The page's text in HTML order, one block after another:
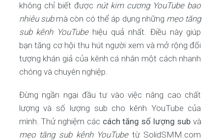
không chỉ biết được nút kim cương YouTube bao
nhiêu submà còn có thể áp dụng những mẹo tăng
sub kênh YouTubehiệu quả nhất. Điều này giúp
bạn tăng cơ hội thu hút người xem và mở rộng đối
tượng khán giả của kênh cá nhân một cách nhanh
chóng và chuyên nghiệp.
Đừng ngần ngại đầu tư vào việc nâng cao chất
lượng và số lượng sub cho kênh YouTube của
mình. Thử nghiệm các cách tăng số lượng subvà
mẹo tăng sub kênh YouTubetừ SolidSMM.com